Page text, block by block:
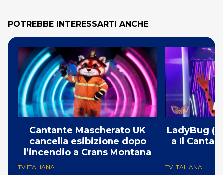
POTREBBE INTERESSARTI ANCHE
Cantante Mascherato UK
cancella esibizione dopo
l’incendio a Crans Montana
TV ITALIANA
LadyBug
a Il
TV ITALIANA